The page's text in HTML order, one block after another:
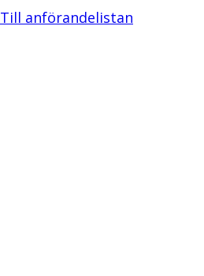
Till anförandelistan